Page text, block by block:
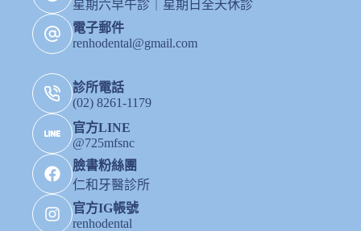
星期六早午診｜星期日全天休診
電子郵件
renhodental@gmail.com
診所電話
(02) 8261-1179
官方LINE
@725mfsnc
臉書粉絲團
仁和牙醫診所
官方IG帳號
renhodental